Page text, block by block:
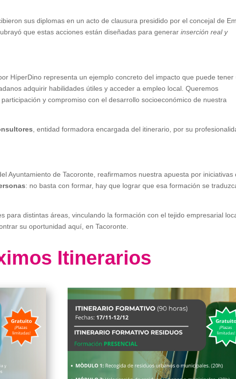
sus diplomas en un acto de clausura presidido por el concejal de
que estas acciones están diseñadas para generar inserción real y
HíperDino representa un ejemplo concreto del impacto que puede tener
adquirir habilidades útiles y acceder a empleo local. Queremos
y compromiso con el desarrollo socioeconómico de nuestra
, entidad formadora encargada del itinerario, por su
Ayuntamiento de Tacoronte, reafirmamos nuestra apuesta por iniciativas
: no basta con formar, hay que lograr que esa formación se
para distintas áreas, vinculando la formación con el tejido empresarial
su oportunidad aquí, en Tacoronte.
Itinerarios